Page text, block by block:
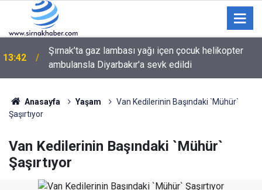
13:06
Kontrolsüz yola çıkan otomobil, tır tarafından
sürüklendi
Anasayfa Yaşam
Van Kedilerinin Başındaki `Mühür`
Şaşırtıyor
Van Kedilerinin Başındaki `Mühür`
Şaşırtıyor